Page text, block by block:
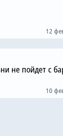
12
не пойдет с
10